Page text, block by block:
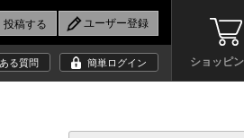
ショッピ
る質問 簡単ログイン